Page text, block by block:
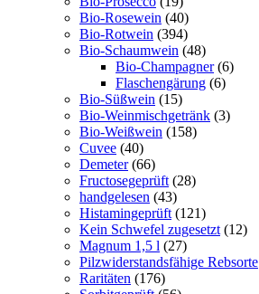
Bio-Rosewein (40)
Bio-Rotwein (394)
Bio-Schaumwein (48)
Bio-Champagner (6)
Flaschengärung (6)
Bio-Süßwein (15)
Bio-Weinmischgetränk (3)
Bio-Weißwein (158)
Cuvee (40)
Demeter (66)
Fructosegeprüft (28)
handgelesen (43)
Histamingeprüft (121)
Kein Schwefel zugesetzt (12)
Magnum 1,5 l (27)
Pilzwiderstandsfähige Rebsorte
Raritäten (176)